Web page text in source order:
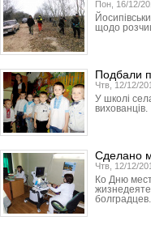
Пон, 16/12/
щодо
Подбали
Чтв, 12/12/
У школі
вихованців.
Сделано
Чтв, 12/12/
Ко Дню
болградцев.